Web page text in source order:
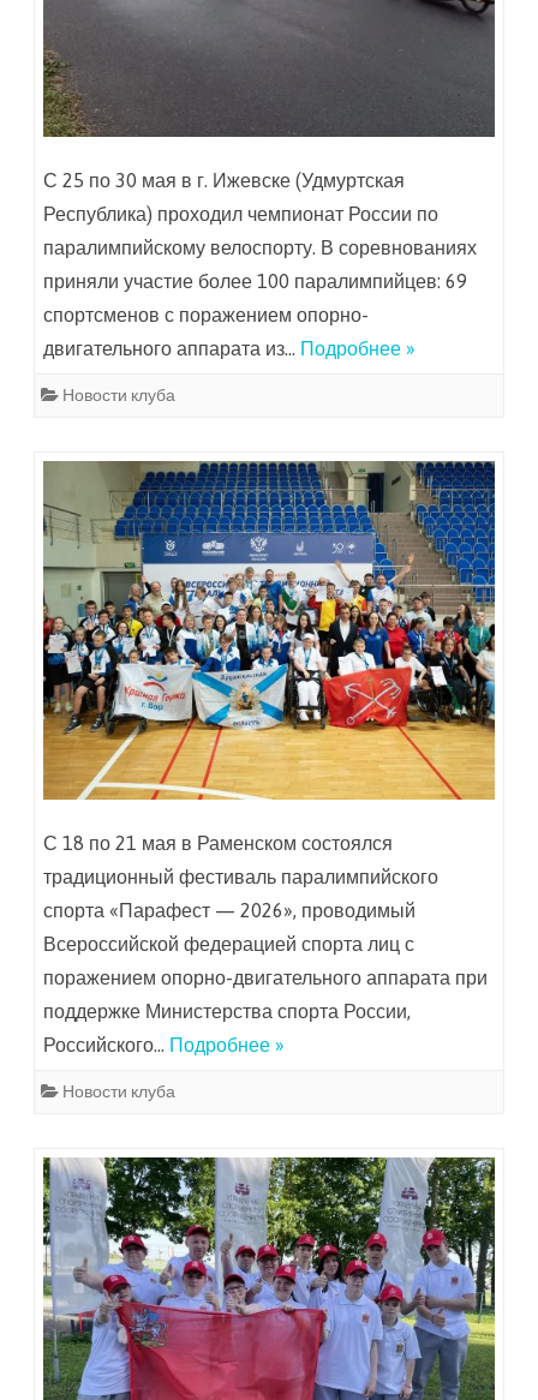
С 25 по 30 мая в г. Ижевске (Удмуртская
Республика) проходил чемпионат России по
паралимпийскому велоспорту. В соревнованиях
приняли участие более 100 паралимпийцев: 69
спортсменов с поражением опорно-
двигательного аппарата из… Подробнее »
Новости клуба
С 18 по 21 мая в Раменском состоялся
традиционный фестиваль паралимпийского
спорта «Парафест — 2026», проводимый
Всероссийской федерацией спорта лиц с
поражением опорно-двигательного аппарата при
поддержке Министерства спорта России,
Российского… Подробнее »
Новости клуба